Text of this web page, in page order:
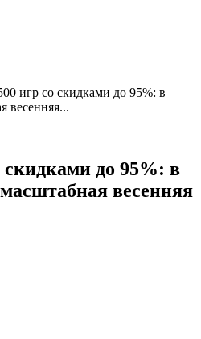
игр со скидками до 95%: в
весенняя...
скидками до 95%: в
весенняя